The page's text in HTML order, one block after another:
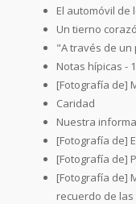
El automóvil de
Un tierno
"A través de un
Notas hípicas -
[Fotografía de]
Caridad
Nuestra
[Fotografía de]
[Fotografía de]
[Fotografía de]
recuerdo de